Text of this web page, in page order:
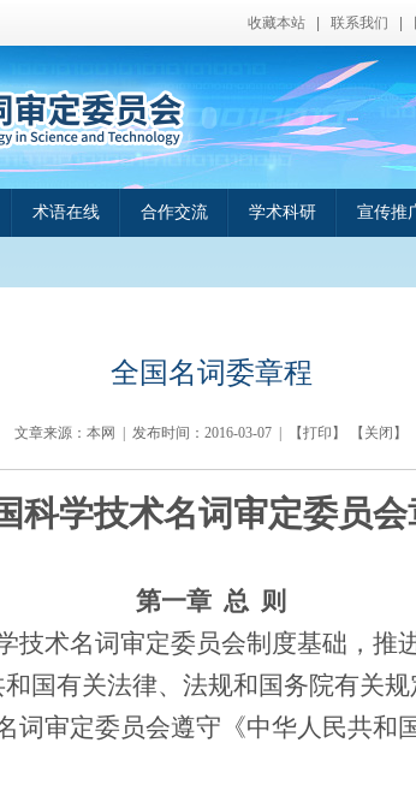
收藏本站 联系我们
术语在线 合作交流 学术科研 宣传推
全国名词委章程
文章来源：本网 | 发布时间：2016-03-07 | 【打印 】 【 关闭 】
科学技术名词审定委员会
第一章 总 则
技术名词审定委员会制度基础，推
国有关法律、法规和国务院有关规
词审定委员会遵守《中华人民共和